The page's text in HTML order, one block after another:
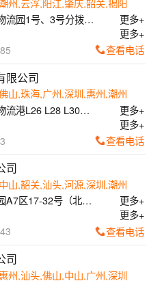
流园1号、3号分拨中
更多+
更多+
查看电话
限公司
山,珠海,广州,深圳,惠州,潮州
流港L26 L28 L30
更多+
更多+
查看电话
司
山,韶关,汕头,河源,深圳,潮州
A7区17-32号（北门
更多+
更多+
查看电话
司
州,汕头,佛山,中山,广州,深圳